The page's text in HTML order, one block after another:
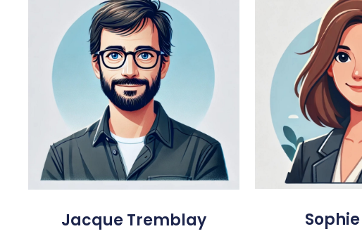
Jacque Tremblay